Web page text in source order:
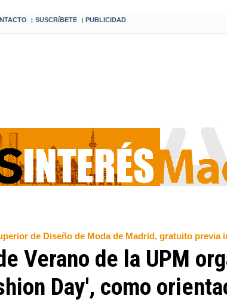
I SUSCRíBETE I PUBLICIDAD
de Diseño de Moda de Madrid, gratuito previa
Verano de la UPM
Day', como